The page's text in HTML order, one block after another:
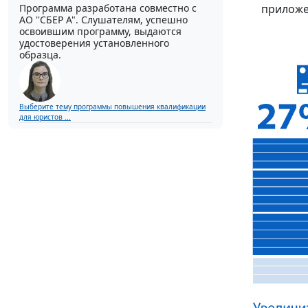
Программа разработана совместно с
АО ''СБЕР А". Слушателям, успешно
освоившим программу, выдаются
удостоверения установленного
образца.
Выберите тему программы повышения квалификации
для юристов ...